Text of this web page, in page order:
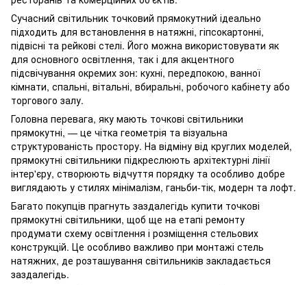
Сучасний світильник точковий прямокутний ідеально
підходить для встановлення в натяжні, гіпсокартонні,
підвісні та рейкові стелі. Його можна використовувати як
для основного освітлення, так і для акцентного
підсвічування окремих зон: кухні, передпокою, ванної
кімнати, спальні, вітальні, вбиральні, робочого кабінету або
торгового залу.
Головна перевага, яку мають точкові світильники
прямокутні, — це чітка геометрія та візуальна
структурованість простору. На відміну від круглих моделей,
прямокутні світильники підкреслюють архітектурні лінії
інтер'єру, створюють відчуття порядку та особливо добре
виглядають у стилях мінімалізм, ганьби-тік, модерн та лофт.
Багато покупців прагнуть заздалегідь купити точкові
прямокутні світильники, щоб ще на етапі ремонту
продумати схему освітлення і розміщення стельових
конструкцій. Це особливо важливо при монтажі стель
натяжних, де розташування світильників закладається
заздалегідь.